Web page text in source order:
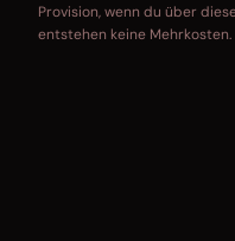
Provision, wenn du über
entstehen keine Mehrkosten.